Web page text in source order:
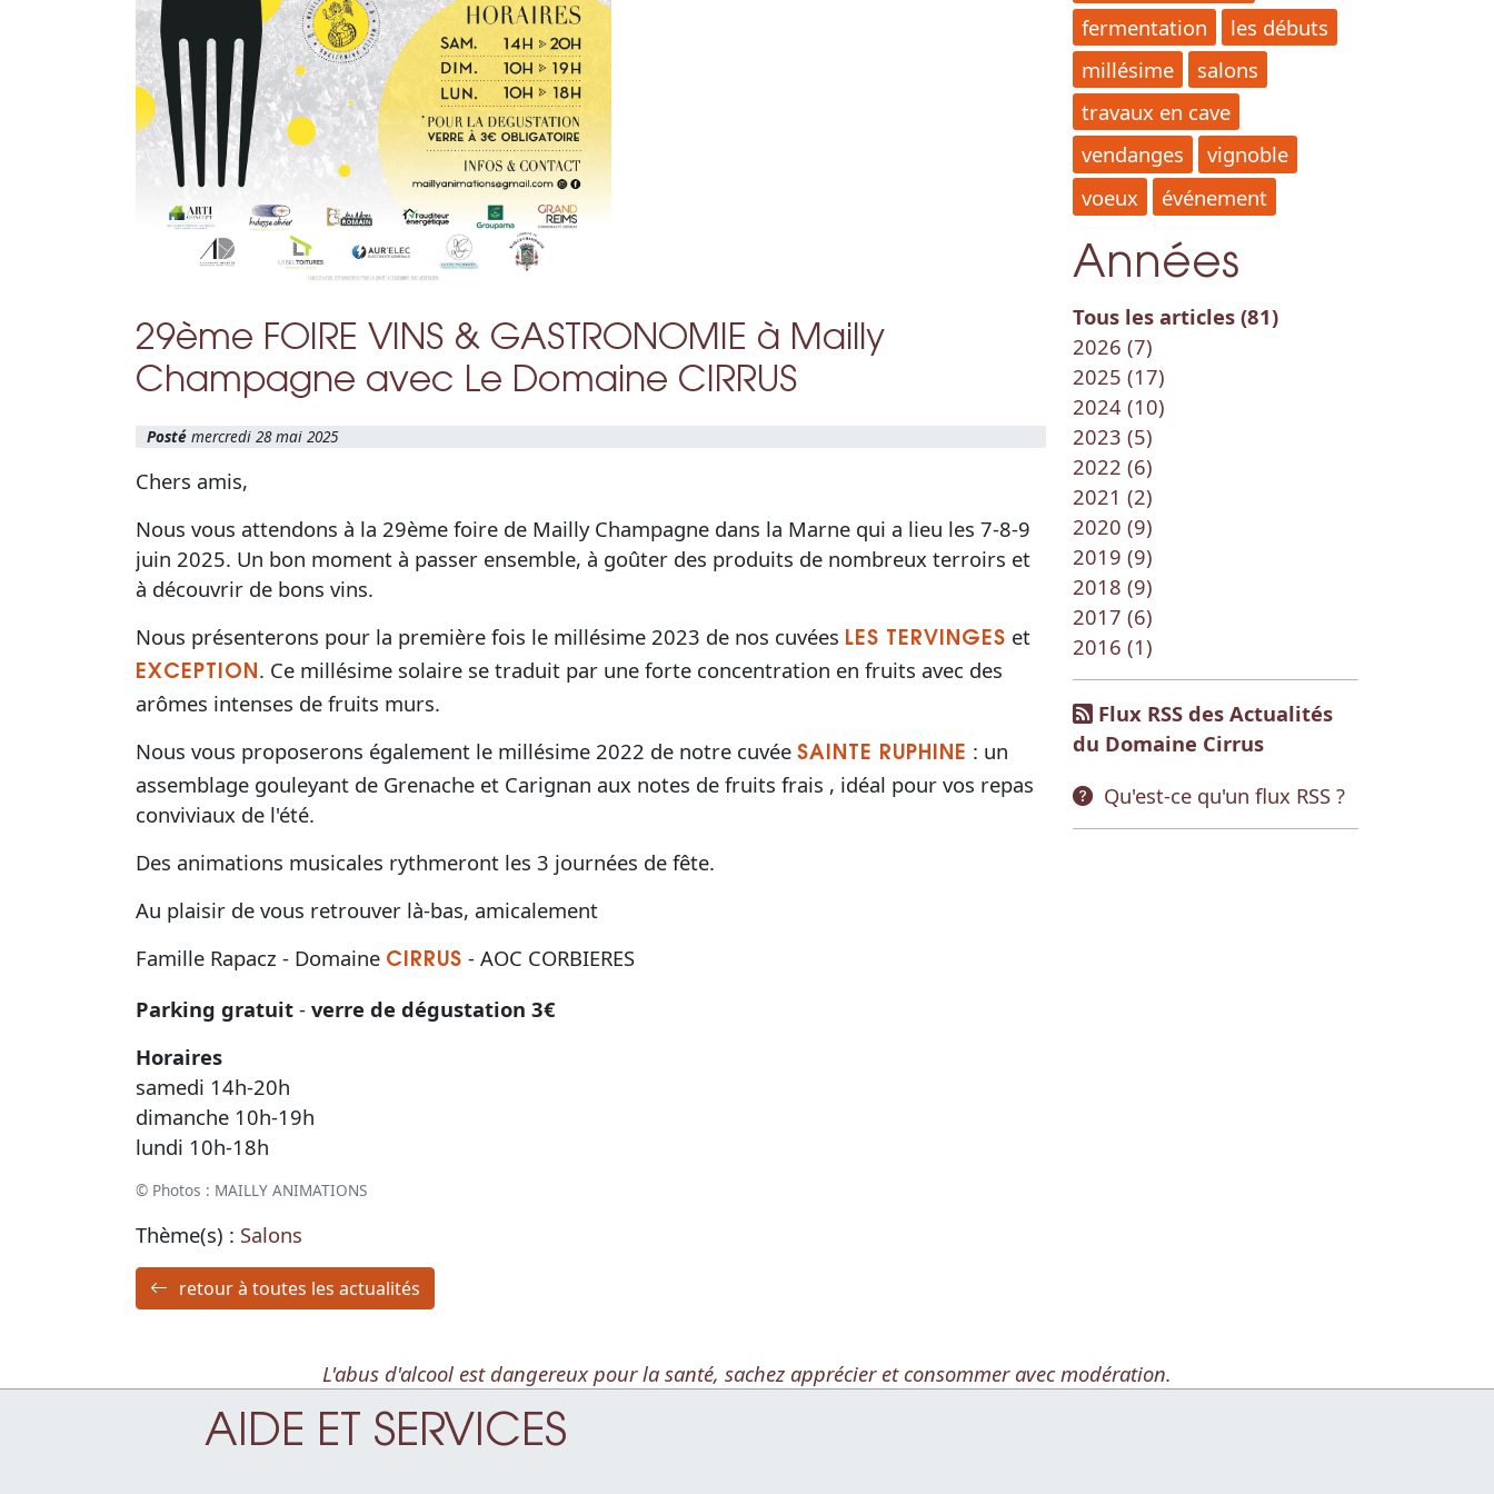
29ème FOIRE VINS & GASTRONOMIE à Mailly
Champagne avec Le Domaine CIRRUS
mercredi 28 mai 2025
Chers amis,
Nous vous attendons à la 29ème foire de Mailly Champagne dans la Marne qui a lieu les 7-8-9
juin 2025. Un bon moment à passer ensemble, à goûter des produits de nombreux terroirs et
à découvrir de bons vins.
Nous présenterons pour la première fois le millésime 2023 de nos cuvées LES TERVINGES et
EXCEPTION. Ce millésime solaire se traduit par une forte concentration en fruits avec des
arômes intenses de fruits murs.
Nous vous proposerons également le millésime 2022 de notre cuvée SAINTE RUPHINE : un
assemblage gouleyant de Grenache et Carignan aux notes de fruits frais , idéal pour vos repas
conviviaux de l'été.
Des animations musicales rythmeront les 3 journées de fête.
Au plaisir de vous retrouver là-bas, amicalement
Famille Rapacz - Domaine CIRRUS - AOC CORBIERES
Parking gratuit - verre de dégustation 3€
Horaires
samedi 14h-20h
dimanche 10h-19h
lundi 10h-18h
© Photos : MAILLY ANIMATIONS
Thème(s) : Salons
retour à toutes les actualités
fermentation
les débuts
millésime
salons
travaux en cave
vendanges
vignoble
voeux
événement
Années
Tous les articles (81)
2026 (7)
2025 (17)
2024 (10)
2023 (5)
2022 (6)
2021 (2)
2020 (9)
2019 (9)
2018 (9)
2017 (6)
2016 (1)
Flux RSS des Actualités
du Domaine Cirrus
Qu'est-ce qu'un flux RSS ?
L'abus d'alcool est dangereux pour la santé, sachez apprécier et consommer avec modération.
AIDE ET SERVICES